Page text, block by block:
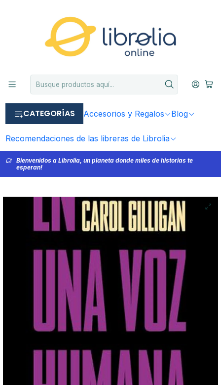
CATEGORÍAS Accesorios y Regalos Blog
Recomendaciones de las libreras de Librolia
Bienvenidos a Librolia, un planeta donde miles de historias te
esperan!